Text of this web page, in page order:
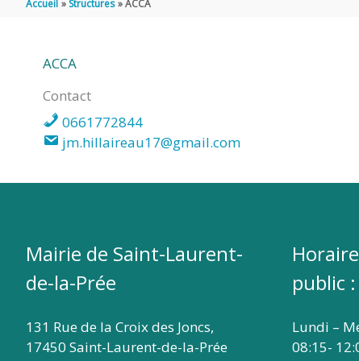
LAURENT
DE
PRÉE
Accueil Structures ACCA
ACCA
Contact
0661772844
jm.hillaireau17@gmail.com
Mairie de Saint-Laurent-
de-la-Prée
131 Rue de la Croix des Joncs,
17450 Saint-Laurent-de-la-Prée
public :
Lundi –
08:15-